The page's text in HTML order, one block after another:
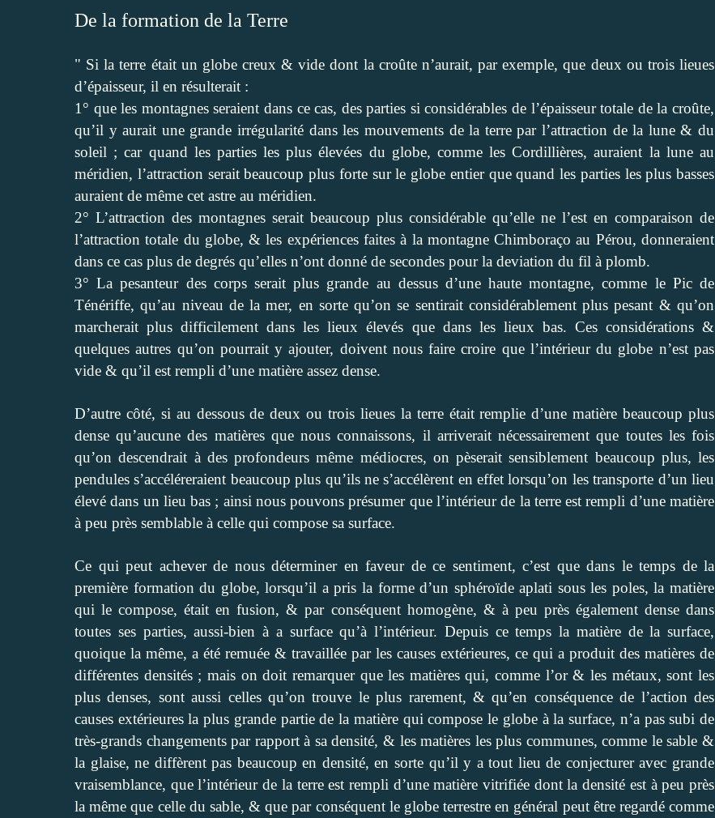
De la formation de la Terre
" Si la terre était un globe creux & vide dont la croûte n’aurait, par exemple, que deux ou trois lieues
d’épaisseur, il en résulterait :
1° que les montagnes seraient dans ce cas, des parties si considérables de l’épaisseur totale de la croûte,
qu’il y aurait une grande irrégularité dans les mouvements de la terre par l’attraction de la lune & du
soleil ; car quand les parties les plus élevées du globe, comme les Cordillières, auraient la lune au
méridien, l’attraction serait beaucoup plus forte sur le globe entier que quand les parties les plus basses
auraient de même cet astre au méridien.
2° L’attraction des montagnes serait beaucoup plus considérable qu’elle ne l’est en comparaison de
l’attraction totale du globe, & les expériences faites à la montagne Chimboraço au Pérou, donneraient
dans ce cas plus de degrés qu’elles n’ont donné de secondes pour la deviation du fil à plomb.
3° La pesanteur des corps serait plus grande au dessus d’une haute montagne, comme le Pic de
Ténériffe, qu’au niveau de la mer, en sorte qu’on se sentirait considérablement plus pesant & qu’on
marcherait plus difficilement dans les lieux élevés que dans les lieux bas. Ces considérations &
quelques autres qu’on pourrait y ajouter, doivent nous faire croire que l’intérieur du globe n’est pas
vide & qu’il est rempli d’une matière assez dense.
D’autre côté, si au dessous de deux ou trois lieues la terre était remplie d’une matière beaucoup plus
dense qu’aucune des matières que nous connaissons, il arriverait nécessairement que toutes les fois
qu’on descendrait à des profondeurs même médiocres, on pèserait sensiblement beaucoup plus, les
pendules s’accéléreraient beaucoup plus qu’ils ne s’accélèrent en effet lorsqu’on les transporte d’un lieu
élevé dans un lieu bas ; ainsi nous pouvons présumer que l’intérieur de la terre est rempli d’une matière
à peu près semblable à celle qui compose sa surface.
Ce qui peut achever de nous déterminer en faveur de ce sentiment, c’est que dans le temps de la
première formation du globe, lorsqu’il a pris la forme d’un sphéroïde aplati sous les poles, la matière
qui le compose, était en fusion, & par conséquent homogène, & à peu près également dense dans
toutes ses parties, aussi-bien à a surface qu’à l’intérieur. Depuis ce temps la matière de la surface,
quoique la même, a été remuée & travaillée par les causes extérieures, ce qui a produit des matières de
différentes densités ; mais on doit remarquer que les matières qui, comme l’or & les métaux, sont les
plus denses, sont aussi celles qu’on trouve le plus rarement, & qu’en conséquence de l’action des
causes extérieures la plus grande partie de la matière qui compose le globe à la surface, n’a pas subi de
très-grands changements par rapport à sa densité, & les matières les plus communes, comme le sable &
la glaise, ne diffèrent pas beaucoup en densité, en sorte qu’il y a tout lieu de conjecturer avec grande
vraisemblance, que l’intérieur de la terre est rempli d’une matière vitrifiée dont la densité est à peu près
la même que celle du sable, & que par conséquent le globe terrestre en général peut être regardé comme